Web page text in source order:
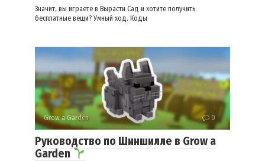
Значит, вы играете в Вырасти Сад и хотите получить
бесплатные вещи? Умный ход. Коды
Grow a Garden 0
Руководство по Шиншилле в Grow a
Garden